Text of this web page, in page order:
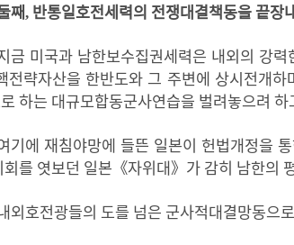
째, 반통일호전세력의 전쟁대결책동을 끝장
금 미국과 남한보수집권세력은 내외의 강력
전략자산을 한반도와 그 주변에 상시전개하
하는 대규모합동군사연습을 벌려놓으려 하
기에 재침야망에 들뜬 일본이 헌법개정을
회를 엿보던 일본 《자위대 》 가 감히 남한의
외 호전광들의 도를 넘은 군사적대결망동으로